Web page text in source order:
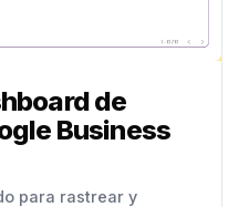
de
Business
para rastrear y